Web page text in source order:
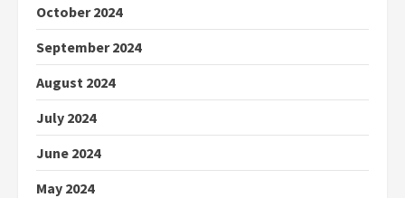
October 2024
September 2024
August 2024
July 2024
June 2024
May 2024